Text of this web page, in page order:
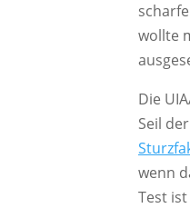
wollte
Die
Seil
wenn
Test